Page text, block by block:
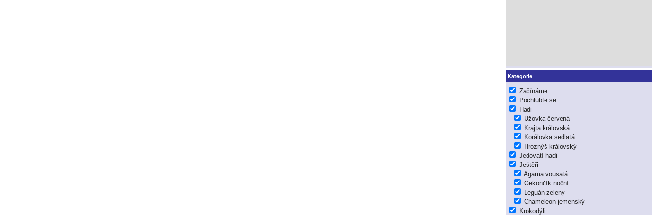
Kategorie
Začínáme
Pochlubte se
Hadi
Užovka červená
Krajta královská
Korálovka sedlatá
Hroznýš královský
Jedovatí hadi
Ještěři
Agama vousatá
Gekončík noční
Leguán zelený
Chameleon jemenský
Krokodýli